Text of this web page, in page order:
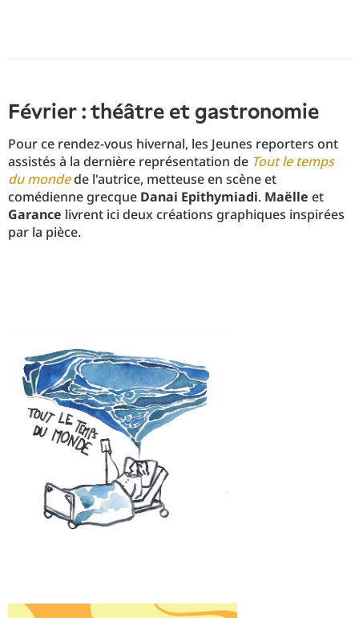
Février : théâtre et gastronomie
Pour ce rendez-vous hivernal, les Jeunes reporters ont
assistés à la dernière représentation de Tout le temps
du mondede l'autrice, metteuse en scène et
comédienne grecque Danai Epithymiadi. Maëlle et
Garance livrent ici deux créations graphiques inspirées
par la pièce.